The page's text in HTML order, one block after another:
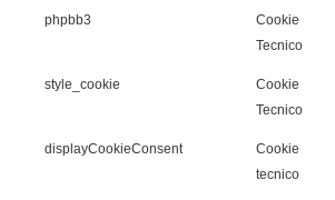
phpbb3
Cookie
Tecnico
style_cookie
Cookie
Tecnico
displayCookieConsent
Cookie
tecnico